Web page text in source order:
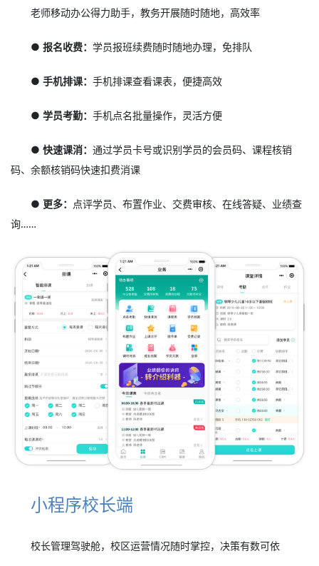
老师移动办公得力助手，教务开展随时随地，高效率
● 报名收费：学员报班续费随时随地办理，免排队
● 手机排课：手机排课查看课表，便捷高效
● 学员考勤：手机点名批量操作，灵活方便
● 快速课消：通过学员卡号或识别学员的会员码、课程核销
码、余额核销码快速扣费消课
● 更多： 点评学员、布置作业、交费审核、在线答疑、业绩查
询……
小程序校长端
校长管理驾驶舱，校区运营情况随时掌控，决策有数可依